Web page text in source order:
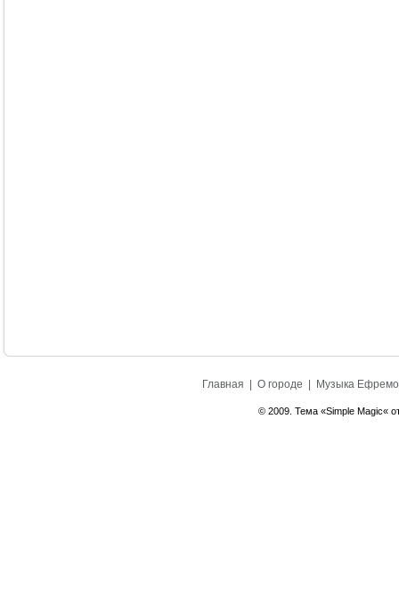
Главная О городе Музыка
© 2009. Тема «Simple Magic«